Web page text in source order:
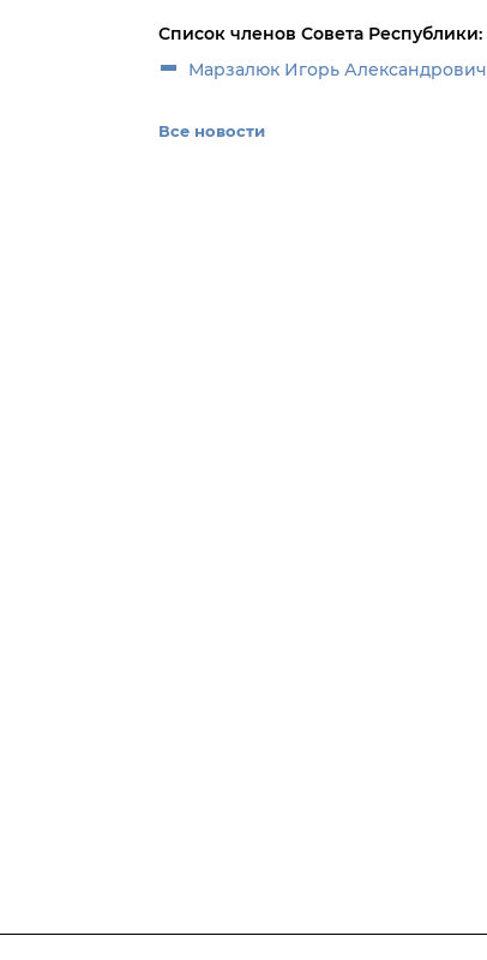
Список членов Совета Республики:
Марзалюк Игорь Александрович
Все новости